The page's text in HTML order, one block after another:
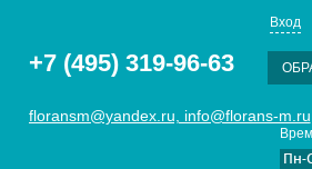
Вход
+7 (495) 319-96-63
floransm@yandex.ru, info@florans-m.ru
Пн-